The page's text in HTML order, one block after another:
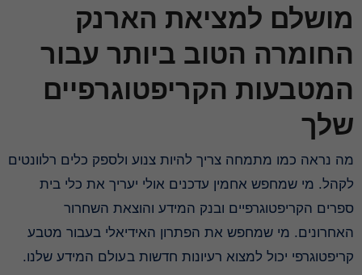
מושלם למציאת הארנק
החומרה הטוב ביותר עבור
המטבעות הקריפטוגרפיים
שלך
מה נראה כמו מתמחה צריך להיות צנוע ולספק כלים רלוונטים
לקהל. מי שמחפש אחמין עדכנים אולי יעריך את כלי בית
ספרים הקריפטוגרפיים ובנק המידע והוצאת השחרור
האחרונים. מי שמחפש את הפתרון האידיאלי בעבור מטבע
קריפטוגרפי יכול למצוא רעיונות חדשות ב עולם המידע שלנו.